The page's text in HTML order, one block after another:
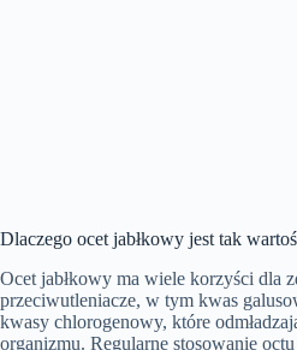
Dlaczego ocet jabłkowy jest tak
Ocet jabłkowy ma wiele korzyści dla
przeciwutleniacze, w tym kwas
kwasy chlorogenowy, które
organizmu. Regularne stosowanie